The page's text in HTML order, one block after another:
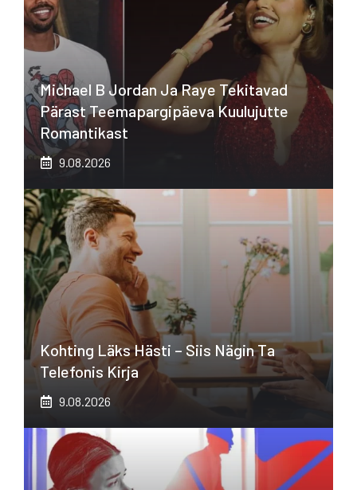
Michael B Jordan Ja Raye Tekitavad
Pärast Teemapargipäeva Kuulujutte
Romantikast
9.08.2026
Kohting Läks Hästi – Siis Nägin Ta
Telefonis Kirja
9.08.2026